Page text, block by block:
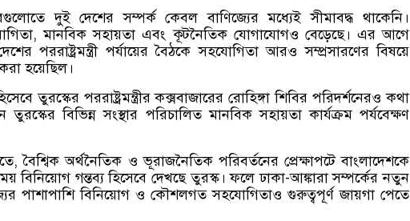
দুই দেশের সম্পর্ক কেবল বাণিজ্যের মধ্যেই সীমাবদ্ধ থাকেনি।
মানবিক সহায়তা এবং কূটনৈতিক যোগাযোগও বেড়েছে। এর আগে
পররাষ্ট্রমন্ত্রী পর্যায়ের বৈঠকে সহযোগিতা আরও সম্প্রসারণের বিষয়ে
হয়েছিল।
তুরস্কের পররাষ্ট্রমন্ত্রীর কক্সবাজারের রোহিঙ্গা শিবির পরিদর্শনেরও কথা
তুরস্কের বিভিন্ন সংস্থার পরিচালিত মানবিক সহায়তা কার্যক্রম পর্যবেক্ষণ
বৈশ্বিক অর্থনৈতিক ও ভূরাজনৈতিক পরিবর্তনের প্রেক্ষাপটে বাংলাদেশকে
বিনিয়োগ গন্তব্য হিসেবে দেখছে তুরস্ক। ফলে ঢাকা-আঙ্কারা সম্পর্কের নতুন
পাশাপাশি বিনিয়োগ ও কৌশলগত সহযোগিতাও গুরুত্বপূর্ণ জায়গা পেতে